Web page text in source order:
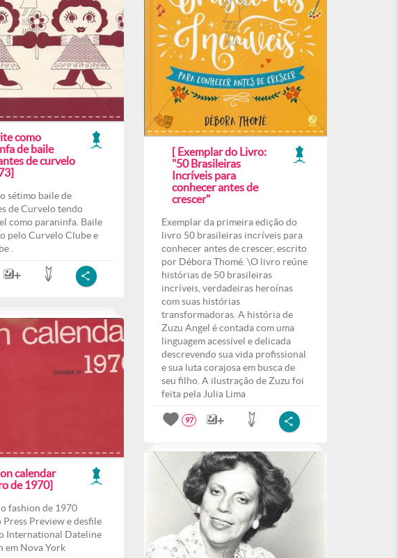
como
de baile
de curvelo
sétimo baile de
de Curvelo tendo
como paraninfa. Baile
pelo Curvelo Clube e
.
[ Exemplar do Livro:
"50 Brasileiras
Incríveis para
conhecer antes de
crescer"
Exemplar da primeira edição do
livro 50 brasileiras incríveis para
conhecer antes de crescer, escrito
por Débora Thomé. \O livro reúne
histórias de 50 brasileiras
incríveis, verdadeiras heroínas
com suas histórias
transformadoras. A história de
Zuzu Angel é contada com uma
linguagem acessível e delicada
descrevendo sua vida profissional
e sua luta corajosa em busca de
seu filho. A ilustração de Zuzu foi
feita pela Julia Lima
97
calendar
de 1970]
fashion de 1970
Preview e desfile
International Dateline
em Nova York